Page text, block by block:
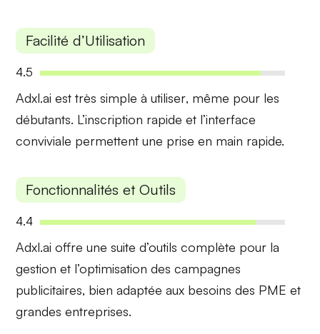
Facilité d’Utilisation
4.5
Adxl.ai est trèssimple à utiliser, même pour les
débutants. L’inscription rapide et l’interface
conviviale permettent une prise en main rapide.
Fonctionnalités et Outils
4.4
Adxl.ai offre unesuite d’outils complète pour la
gestion et l’optimisation des campagnes
publicitaires, bien adaptée aux besoins des PME et
grandes entreprises.